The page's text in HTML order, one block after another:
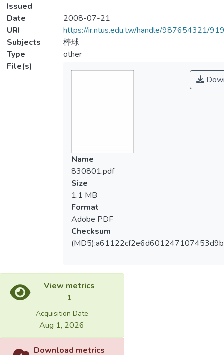
Issued
Date
2008-07-21
URI
https://ir.ntus.edu.tw/handle/987654321/
Subjects
棒球
Type
other
File(s)
Name
830801.pdf
Size
1.1 MB
Format
Adobe PDF
Checksum
View metrics
1
Acquisition Date
Aug 1, 2026
Download metrics